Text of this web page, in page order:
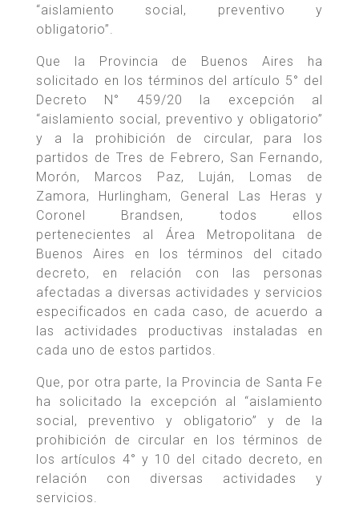
“aislamiento social, preventivo y
obligatorio”.
Que la Provincia de Buenos Aires ha
solicitado en los términos del artículo 5° del
Decreto N° 459/20 la excepción al
“aislamiento social, preventivo y obligatorio”
y a la prohibición de circular, para los
partidos de Tres de Febrero, San Fernando,
Morón, Marcos Paz, Luján, Lomas de
Zamora, Hurlingham, General Las Heras y
Coronel Brandsen, todos ellos
pertenecientes al Área Metropolitana de
Buenos Aires en los términos del citado
decreto, en relación con las personas
afectadas a diversas actividades y servicios
especificados en cada caso, de acuerdo a
las actividades productivas instaladas en
cada uno de estos partidos.
Que, por otra parte, la Provincia de Santa Fe
ha solicitado la excepción al “aislamiento
social, preventivo y obligatorio” y de la
prohibición de circular en los términos de
los artículos 4° y 10 del citado decreto, en
relación con diversas actividades y
servicios.